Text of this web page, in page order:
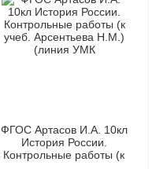
ФГОС Артасов И.А. 10кл
История России.
Контрольные работы (к